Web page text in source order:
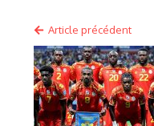
Article précédent